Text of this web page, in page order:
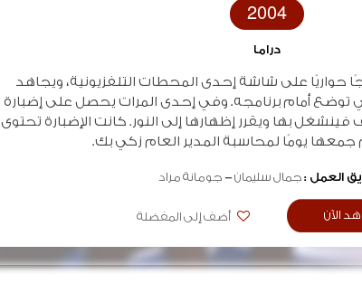
2004
دراما
حواريًا على شاشة إحدى المحطات التلفزيونية، ويجاهد
توضع أمام برنامجه. وفي إحدى المرات يحصل على إضبارة
بها ويقرر إظهارها إلى النور. كانت الإضبارة تحتوى
جمعها يومًا لمحاسبة المدير العام زكي بك.
العمل :جمال سليمان جومانة مراد
الآن أضف إلى المفضلة